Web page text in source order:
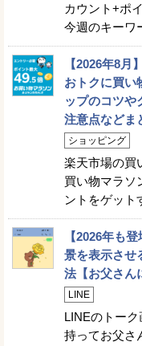
カウント+ポ
今週のキーワ
【2026年8月
おトクに買い
ップのコツや
注意点などま
ショッピング
楽天市場の買
買い物マラソ
ントをゲット
【2026年も
景を表示させ
法【お父さん
LINE
LINEのトー
持ってお父さ